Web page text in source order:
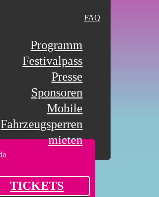
FAQ
Programm
Festivalpass
Presse
Sponsoren
Mobile
Fahrzeugsperren
mieten
TICKETS